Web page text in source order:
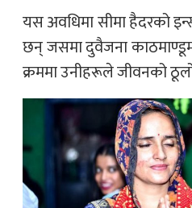
यस अवधिमा सीमा हैदरको
छन् जसमा दुवैजना
क्रममा उनीहरूले जीवनको